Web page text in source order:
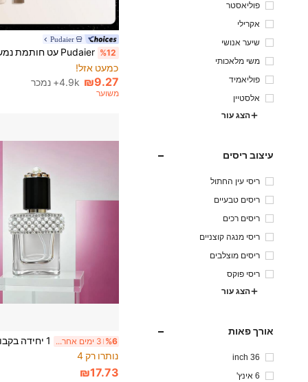
פוליאסטר
אקרילי
שיער אנושי
משי מלאכותי
פוליאמיד
אלסטיין
הצג עור
עיצוב ריסים
ריסי עין החתול
ריסים טבעיים
ריסים רכים
ריסי מנגה קוצניים
ריסים מוצלבים
ריסי פוקס
הצג עור
אורך פאות
36 inch
6 אינץ'
Pudaier
%12
1# רבי מכר
כמעט אזל!
1# רבי מכר
כמעט אזל!
1# רבי מכר
כמעט אזל!
1# רבי מכר
₪9.27 4.9k+ נמכר
משוער
%6 3 ימים אחרונים
נותרו רק 4
₪17.73